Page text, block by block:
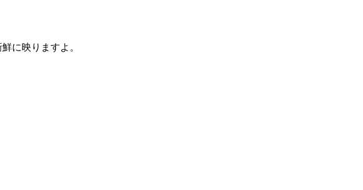
に映りますよ。